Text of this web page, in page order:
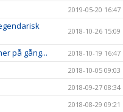
2019-05-20 16:47
2018-10-26 15:09
på gång... 2018-10-19 16:47
2018-10-05 09:03
2018-09-27 08:34
2018-08-29 09:21